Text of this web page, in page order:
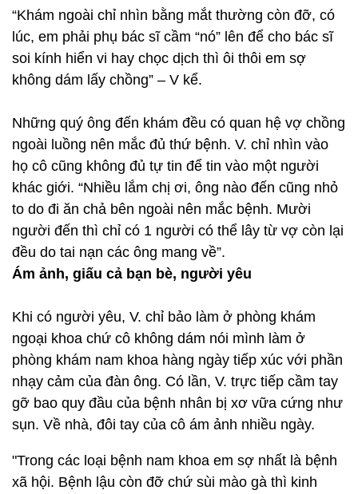
“Khám ngoài chỉ nhìn bằng mắt thường còn đỡ, có
lúc, em phải phụ bác sĩ cầm “nó” lên để cho bác sĩ
soi kính hiển vi hay chọc dịch thì ôi thôi em sợ
không dám lấy chồng” – V kể.
Những quý ông đến khám đều có quan hệ vợ chồng
ngoài luồng nên mắc đủ thứ bệnh. V. chỉ nhìn vào
họ cô cũng không đủ tự tin để tin vào một người
khác giới. “Nhiều lắm chị ơi, ông nào đến cũng nhỏ
to do đi ăn chả bên ngoài nên mắc bệnh. Mười
người đến thì chỉ có 1 người có thể lây từ vợ còn lại
đều do tai nạn các ông mang về”.
Ám ảnh, giấu cả bạn bè, người yêu
Khi có người yêu, V. chỉ bảo làm ở phòng khám
ngoại khoa chứ cô không dám nói mình làm ở
phòng khám nam khoa hàng ngày tiếp xúc với phần
nhạy cảm của đàn ông. Có lần, V. trực tiếp cầm tay
gỡ bao quy đầu của bệnh nhân bị xơ vữa cứng như
sụn. Về nhà, đôi tay của cô ám ảnh nhiều ngày.
"Trong các loại bệnh nam khoa em sợ nhất là bệnh
xã hội. Bệnh lậu còn đỡ chứ sùi mào gà thì kinh